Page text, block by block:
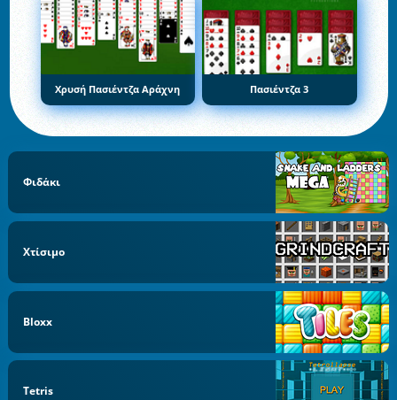
Χρυσή Πασιέντζα Αράχνη Πασιέντζα 3
Φιδάκι
Χτίσιμο
Bloxx
Tetris